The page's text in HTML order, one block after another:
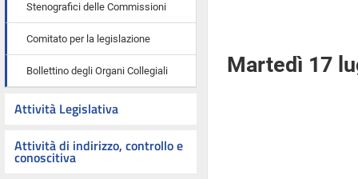
Stenografici delle Commissioni
Comitato per la legislazione
Bollettino degli Organi Collegiali
Attività Legislativa
Attività di indirizzo, controllo e
conoscitiva
Martedì 17